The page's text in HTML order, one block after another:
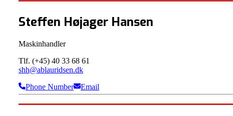
Steffen Højager Hansen
Maskinhandler
Tlf. (+45) 40 33 68 61
shh@ablauridsen.dk
Phone Number
Email